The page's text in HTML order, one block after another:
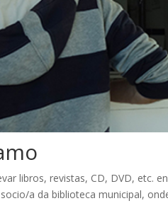
libros, revistas, CD, DVD, etc.
a da biblioteca municipal,